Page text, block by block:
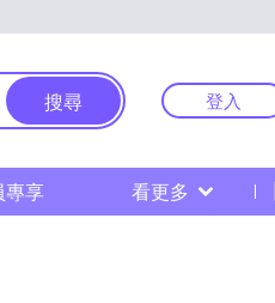
搜尋 登入
專享 看更多